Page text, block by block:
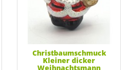
Christbaumschmuck
Kleiner dicker
Weihnachtsmann